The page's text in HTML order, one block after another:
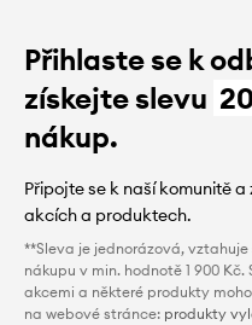
Přihlaste se k
získejte slevu
nákup.
Připojte se k naší komunitě
akcích a produktech.
**Sleva je jednorázová,
nákupu v min. hodnotě 1 900
akcemi a některé produkty
na webové stránce: produkty